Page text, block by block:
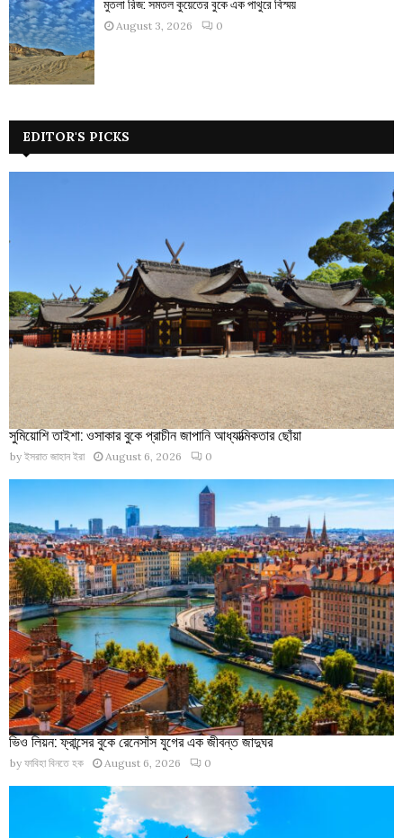
মুতলা রিজ: সমতল কুয়েতের বুকে এক পাথুরে বিস্ময়
August 3, 2026 0
EDITOR'S PICKS
সুমিয়োশি তাইশা: ওসাকার বুকে প্রাচীন জাপানি আধ্যাত্মিকতার ছোঁয়া
by ইসরাত জাহান ইরা August 6, 2026 0
ভিও লিয়ন: ফ্রান্সের বুকে রেনেসাঁস যুগের এক জীবন্ত জাদুঘর
by ফাবিহা বিনতে হক August 6, 2026 0